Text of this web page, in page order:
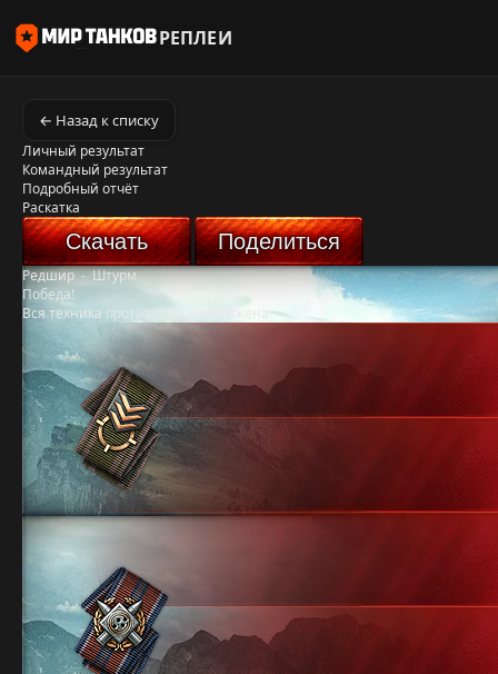
РЕПЛЕИ
← Назад к списку
Личный результат
Командный результат
Подробный отчёт
Раскатка
Скачать Поделиться
Редшир-Штурм
Победа!
Вся техника противника уничтожена